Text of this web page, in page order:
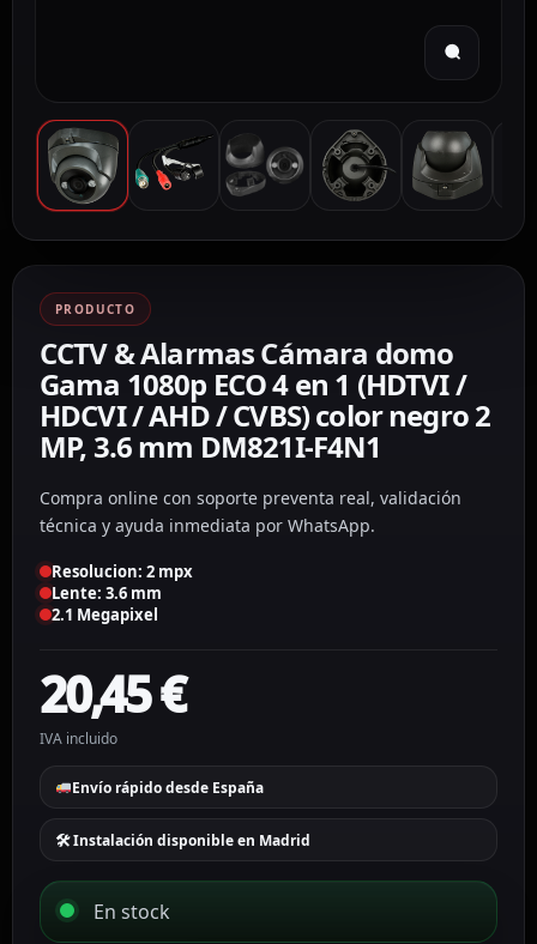
PRODUCTO
CCTV & Alarmas Cámara domo
Gama 1080p ECO 4 en 1 (HDTVI /
HDCVI / AHD / CVBS) color negro 2
MP, 3.6 mm DM821I-F4N1
Compra online con soporte preventa real, validación
técnica y ayuda inmediata por WhatsApp.
Resolucion: 2 mpx
Lente: 3.6 mm
2.1 Megapixel
20,45€
IVA incluido
Envío rápido desde España
🛠 Instalación disponible en Madrid
En stock